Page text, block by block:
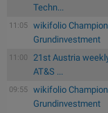
Techn...
11:05
wikifolio
Grundinvestment
11:00
21st Austria
AT&S ...
09:55
wikifolio
Grundinvestment